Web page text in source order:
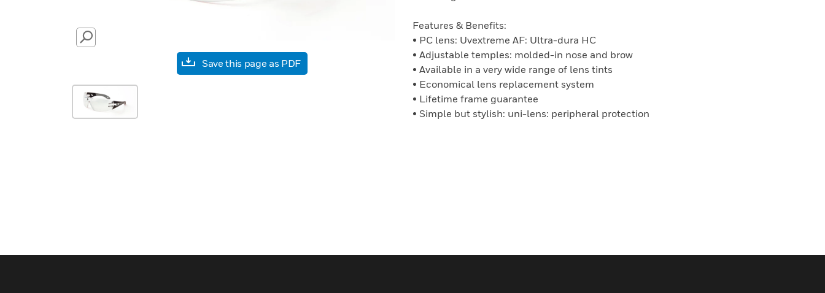
SEARCH
Save this page as PDF
Features & Benefits:
• PC lens: Uvextreme AF: Ultra-dura HC
• Adjustable temples: molded-in nose and brow
• Available in a very wide range of lens tints
• Economical lens replacement system
• Lifetime frame guarantee
• Simple but stylish: uni-lens: peripheral protection